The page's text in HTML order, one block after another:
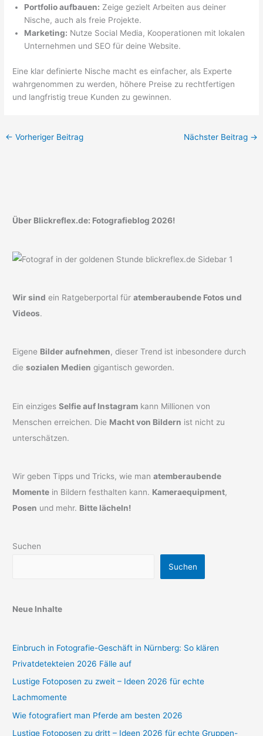
Portfolio aufbauen: Zeige gezielt Arbeiten aus deiner
Nische, auch als freie Projekte.
Marketing: Nutze Social Media, Kooperationen mit lokalen
Unternehmen und SEO für deine Website.
Eine klar definierte Nische macht es einfacher, als Experte
wahrgenommen zu werden, höhere Preise zu rechtfertigen
und langfristig treue Kunden zu gewinnen.
← Vorheriger Beitrag Nächster Beitrag →
Über Blickreflex.de: Fotografieblog 2026!
Wir sind ein Ratgeberportal füratemberaubende Fotos und
Videos.
Eigene Bilder aufnehmen, dieser Trend ist inbesondere durch
diesozialen Medien gigantisch geworden.
Ein einzigesSelfie auf Instagram kann Millionen von
Menschen erreichen. Die Macht von Bildern ist nicht zu
unterschätzen.
Wir geben Tipps und Tricks, wie manatemberaubende
Momente in Bildern festhalten kann. Kameraequipment,
Posen und mehr. Bitte lächeln!
Suchen
Suchen
Neue Inhalte
Einbruch in Fotografie-Geschäft in Nürnberg: So klären
Privatdetekteien 2026 Fälle auf
Lustige Fotoposen zu zweit – Ideen 2026 für echte
Lachmomente
Wie fotografiert man Pferde am besten 2026
Lustige Fotoposen zu dritt – Ideen 2026 für echte Gruppen-